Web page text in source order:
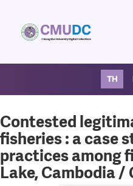
TH
Contested
fisheries : a case
practices among
Lake, Cambodia /